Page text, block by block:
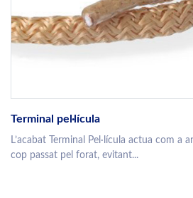
Terminal pel·lícula
L’acabat Terminal Pel·lícula actua com a
cop passat pel forat, evitant...